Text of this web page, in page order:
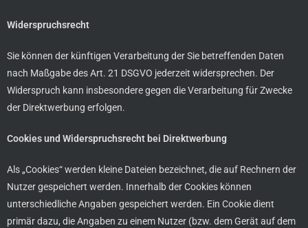
Widerspruchsrecht
Sie können der künftigen Verarbeitung der Sie betreffenden Daten
nach Maßgabe des Art. 21 DSGVO jederzeit widersprechen. Der
Widerspruch kann insbesondere gegen die Verarbeitung für Zwecke
der Direktwerbung erfolgen.
Cookies und Widerspruchsrecht bei Direktwerbung
Als „Cookies“ werden kleine Dateien bezeichnet, die auf Rechnern der
Nutzer gespeichert werden. Innerhalb der Cookies können
unterschiedliche Angaben gespeichert werden. Ein Cookie dient
primär dazu, die Angaben zu einem Nutzer (bzw. dem Gerät auf dem